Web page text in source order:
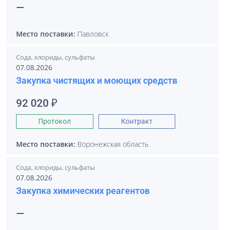
—
Место поставки: Павловск
Сода, хлориды, сульфаты
07.08.2026
Закупка чистящих и моющих средств
92 020 ₽
Протокол Контракт
Место поставки: Воронежская область
Сода, хлориды, сульфаты
07.08.2026
Закупка химических реагентов
—